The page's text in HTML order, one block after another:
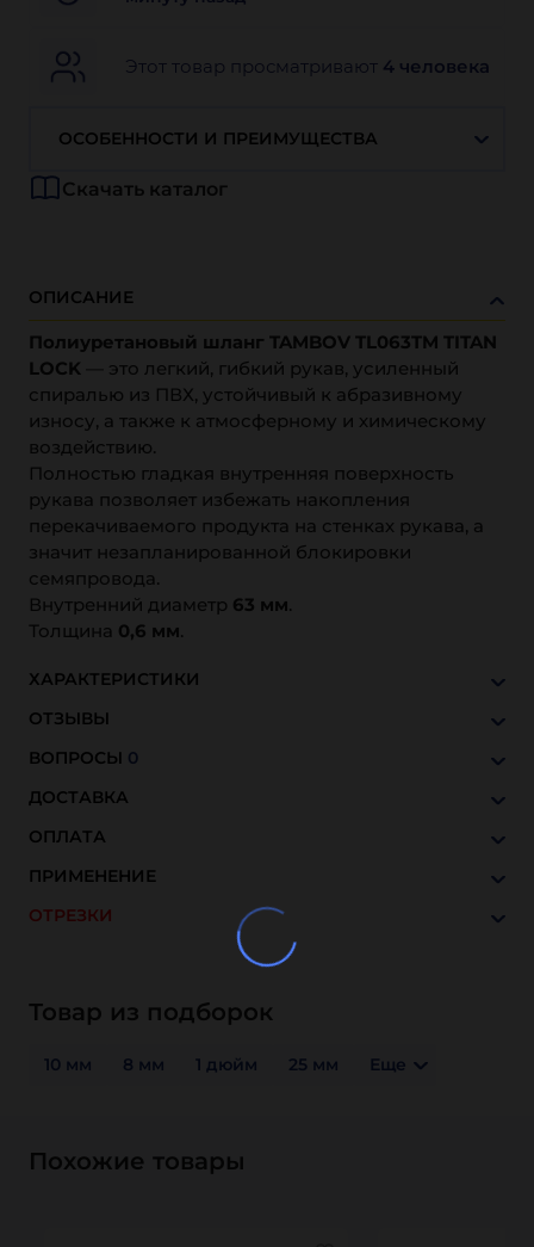
Этот товар просматривают 4 человека
ОСОБЕННОСТИ И ПРЕИМУЩЕСТВА
Скачать каталог
ОПИСАНИЕ
Полиуретановый шланг TAMBOV TL063TM TITAN
LOCK — это легкий, гибкий рукав, усиленный
спиралью из ПВХ, устойчивый к абразивному
износу, а также к атмосферному и химическому
воздействию.
Полностью гладкая внутренняя поверхность
рукава позволяет избежать накопления
перекачиваемого продукта на стенках рукава, а
значит незапланированной блокировки
семяпровода.
Внутренний диаметр 63 мм.
Толщина 0,6 мм.
ХАРАКТЕРИСТИКИ
ОТЗЫВЫ
ВОПРОСЫ 0
ДОСТАВКА
ОПЛАТА
ПРИМЕНЕНИЕ
ОТРЕЗКИ
Товар из подборок
10 мм 8 мм 1 дюйм 25 мм Еще
Похожие товары